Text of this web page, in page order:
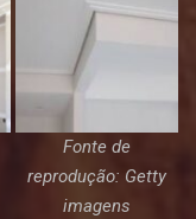
Fonte de
reprodução: Getty
imagens